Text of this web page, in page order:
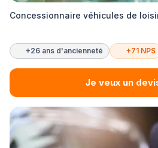
Concessionnaire véhicules de
+26 ans d'ancienneté +71 NPS
Je veux un